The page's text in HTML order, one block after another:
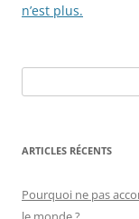
n’est plus.
e
h
r
c
ARTICLES RÉCENTS
Pourquoi ne pas